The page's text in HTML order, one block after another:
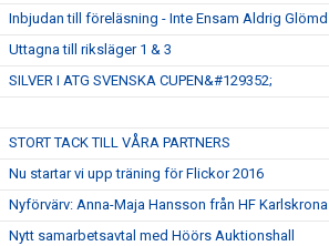
Inbjudan till föreläsning - Inte Ensam Aldrig Glömd
Uttagna till riksläger 1 & 3
SILVER I ATG SVENSKA CUPEN&#129352;
STORT TACK TILL VÅRA PARTNERS
Nu startar vi upp träning för Flickor 2016
Nyförvärv: Anna-Maja Hansson från HF Karlskrona
Nytt samarbetsavtal med Höörs Auktionshall